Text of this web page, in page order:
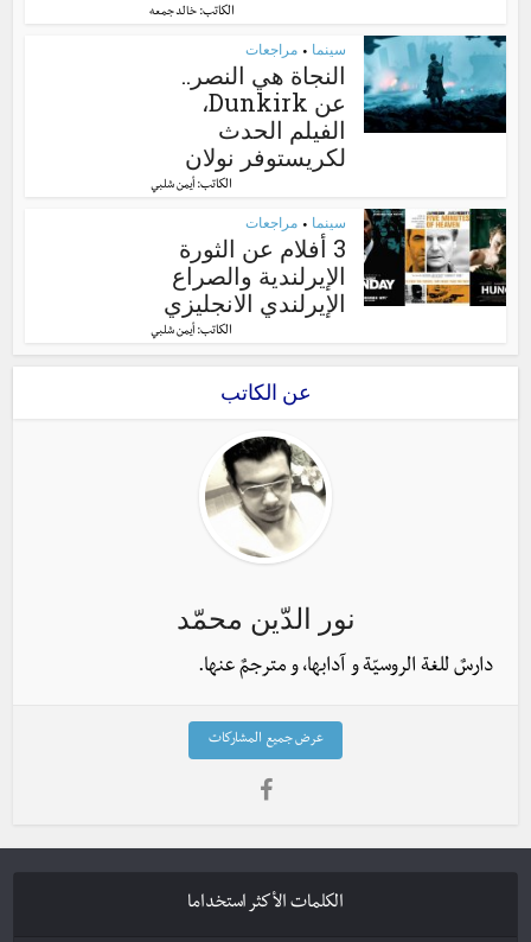
الكاتب:خالد جمعه
سينما • مراجعات
النجاة هي النصر..
عن Dunkirk،
الفيلم الحدث
لكريستوفر نولان
الكاتب: أيمن شلبي
سينما • مراجعات
3 أفلام عن الثورة
الإيرلندية والصراع
الإيرلندي الانجليزي
الكاتب: أيمن شلبي
عن الكاتب
نور الدّين محمّد
دارسٌ للغة الروسيّة و آدابها، و مترجمٌ عنها.
عرض جميع المشاركات
الكلمات الأكثر استخداما